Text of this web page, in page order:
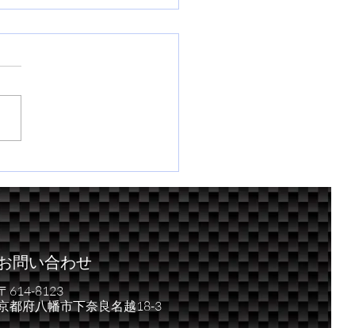
競技車、スイフトがも
。
問い合わせ
614-8123
都府八幡市下奈良名越18-3